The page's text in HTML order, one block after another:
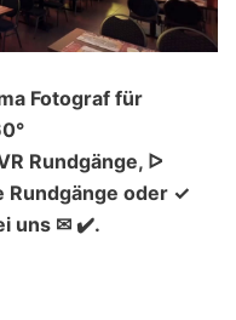
Fotograf für
Rundgänge, ᐅ
Rundgänge oder ✓
uns ✉ ✔️.